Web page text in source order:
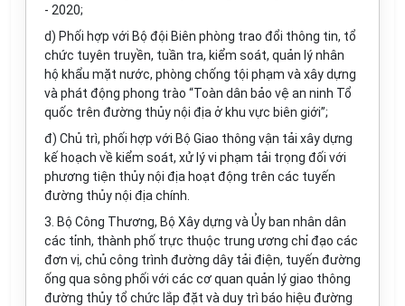
- 2020;
d) Phối hợp với Bộ đội Biên phòng trao đổi thông tin, tổ
chức tuyên truyền, tuần tra, kiểm soát, quản lý nhân
hộ khẩu mặt nước, phòng chống tội phạm và xây dựng
và phát động phong trào “Toàn dân bảo vệ an ninh Tổ
quốc trên đường thủy nội địa ở khu vực biên giới”;
đ) Chủ trì, phối hợp với Bộ Giao thông vận tải xây dựng
kế hoạch về kiểm soát, xử lý vi phạm tải trọng đối với
phương tiện thủy nội địa hoạt động trên các tuyến
đường thủy nội địa chính.
3. Bộ Công Thương, Bộ Xây dựng và Ủy ban nhân dân
các tỉnh, thành phố trực thuộc trung ương chỉ đạo các
đơn vị, chủ công trình đường dây tải điện, tuyến đường
ống qua sông phối với các cơ quan quản lý giao thông
đường thủy tổ chức lắp đặt và duy trì báo hiệu đường